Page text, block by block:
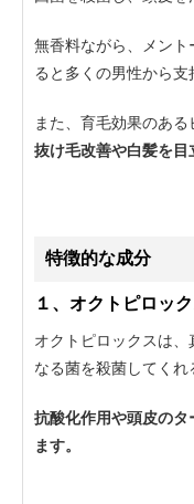
無香料ながら、メン
ると多くの男性から支
また、育毛効果のある
抜け毛改善や白髪を目
特徴的な成分
１、オクトピロッ
オクトピロックスは
なる菌を殺菌してくれ
抗酸化作用や頭皮のタ
ます。